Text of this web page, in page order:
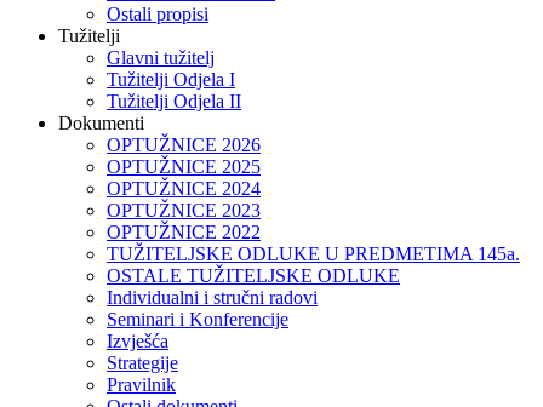
Ostali propisi
Tužitelji
Glavni tužitelj
Tužitelji Odjela I
Tužitelji Odjela II
Dokumenti
OPTUŽNICE 2026
OPTUŽNICE 2025
OPTUŽNICE 2024
OPTUŽNICE 2023
OPTUŽNICE 2022
TUŽITELJSKE ODLUKE U PREDMETIMA 145a.
OSTALE TUŽITELJSKE ODLUKE
Individualni i stručni radovi
Seminari i Konferencije
Izvješća
Strategije
Pravilnik